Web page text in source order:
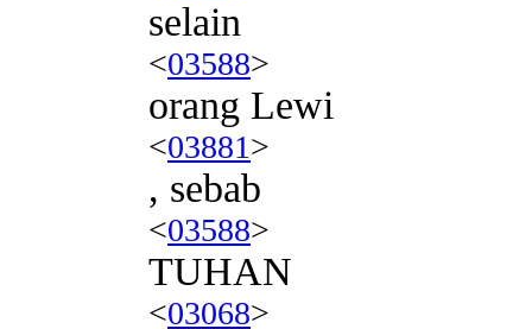
selain
<03588>
orang Lewi
<03881>
, sebab
<03588>
TUHAN
<03068>